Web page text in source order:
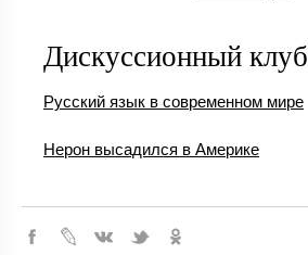
Дискуссионный клуб
Русский язык в современном мире
Нерон высадился в Америке